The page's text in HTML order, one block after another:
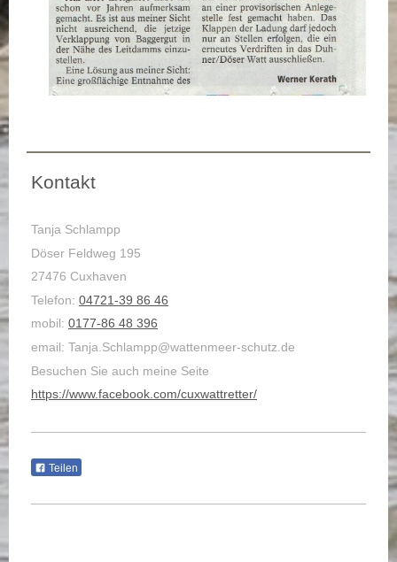
Kontakt
Tanja Schlampp
Döser Feldweg 195
27476 Cuxhaven
Telefon: 04721-39 86 46
mobil: 0177-86 48 396
email: Tanja.Schlampp@wattenmeer-schutz.de
Besuchen Sie auch meine Seite
https://www.facebook.com/cuxwattretter/
Teilen